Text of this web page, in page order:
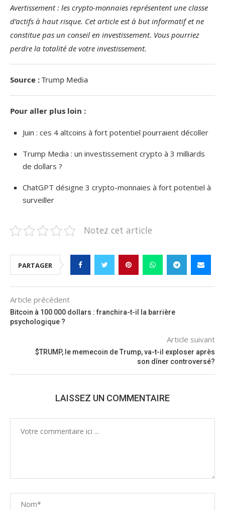
Avertissement : les crypto-monnaies représentent une classe
d’actifs à haut risque. Cet article est à but informatif et ne
constitue pas un conseil en investissement. Vous pourriez
perdre la totalité de votre investissement.
Source : Trump Media
Pour aller plus loin :
Juin : ces 4 altcoins à fort potentiel pourraient décoller
Trump Media : un investissement crypto à 3 milliards
de dollars ?
ChatGPT désigne 3 crypto-monnaies à fort potentiel à
surveiller
Notez cet article
PARTAGER
Article précédent
Bitcoin à 100 000 dollars : franchira-t-il la barrière
psychologique ?
Article suivant
$TRUMP, le memecoin de Trump, va-t-il exploser après
son dîner controversé?
LAISSEZ UN COMMENTAIRE